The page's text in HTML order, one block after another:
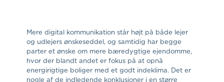
Mere digital kommunikation står højt på både lejer
og udlejers ønskeseddel, og samtidig har begge
parter et ønske om mere bæredygtige ejendomme,
hvor der blandt andet er fokus på at opnå
energirigtige boliger med et godt indeklima. Det er
nogle af de indledende konklusioner i en større